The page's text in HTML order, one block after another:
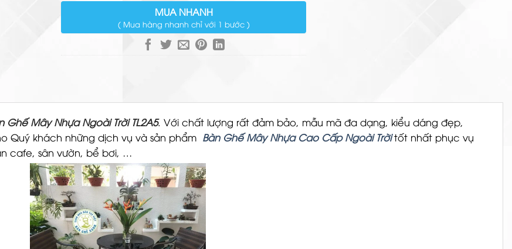
MUA NHANH
( Mua hàng nhanh chỉ với 1 bước )
Ghế Mây Nhựa Ngoài Trời TL2A5. Với chất lượng rất đảm bảo, mẫu mã đa dạng, kiểu dáng đẹp,
Quý khách những dịch vụ và sản phẩm Bàn Ghế Mây Nhựa Cao Cấp Ngoài Trờitốt nhất phục vụ
cafe, sân vườn, bể bơi, …